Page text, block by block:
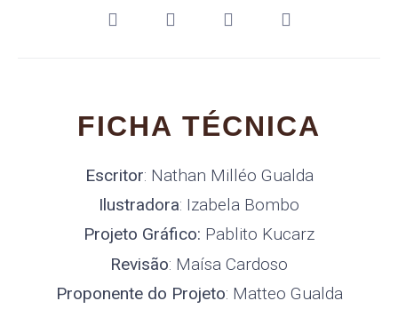
FICHA TÉCNICA
Escritor: Nathan Milléo Gualda
Ilustradora: Izabela Bombo
Projeto Gráfico: Pablito Kucarz
Revisão: Maísa Cardoso
Proponente do Projeto: Matteo Gualda